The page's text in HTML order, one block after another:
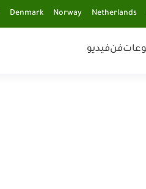
Netherlands
Norway
Denmark
فنفيديو